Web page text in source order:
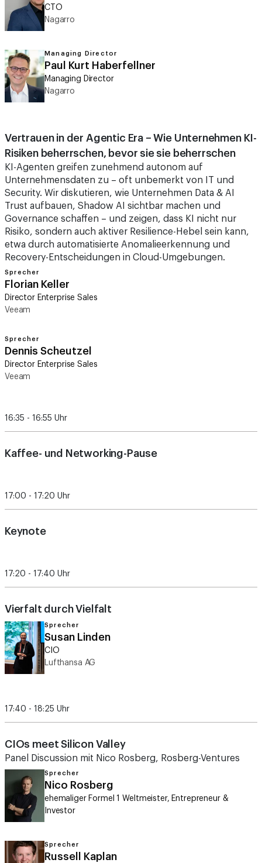
CTO
Nagarro
Managing Director
Paul Kurt Haberfellner
Managing Director
Nagarro
Vertrauen in der Agentic Era – Wie Unternehmen KI-
Risiken beherrschen, bevor sie sie beherrschen
KI-Agenten greifen zunehmend autonom auf
Unternehmensdaten zu – oft unbemerkt von IT und
Security. Wir diskutieren, wie Unternehmen Data & AI
Trust aufbauen, Shadow AI sichtbar machen und
Governance schaffen – und zeigen, dass KI nicht nur
Risiko, sondern auch aktiver Resilience-Hebel sein kann,
etwa durch automatisierte Anomalieerkennung und
Recovery-Entscheidungen in Cloud-Umgebungen.
Sprecher
Florian Keller
Director Enterprise Sales
Veeam
Sprecher
Dennis Scheutzel
Director Enterprise Sales
Veeam
16:35 - 16:55 Uhr
Kaffee- und Networking-Pause
17:00 - 17:20 Uhr
Keynote
17:20 - 17:40 Uhr
Vierfalt durch Vielfalt
Sprecher
Susan Linden
CIO
Lufthansa AG
17:40 - 18:25 Uhr
CIOs meet Silicon Valley
Panel Discussion mit Nico Rosberg, Rosberg-Ventures
Sprecher
Nico Rosberg
ehemaliger Formel 1 Weltmeister, Entrepreneur &
Investor
Sprecher
Russell Kaplan